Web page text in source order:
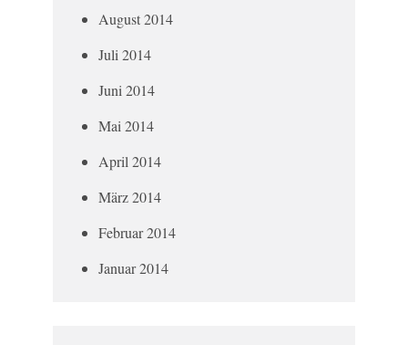
August 2014
Juli 2014
Juni 2014
Mai 2014
April 2014
März 2014
Februar 2014
Januar 2014